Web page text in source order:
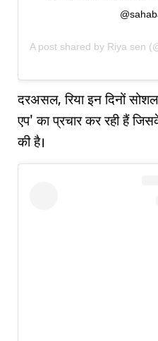
A post shared by Riya sen
दरअसल, रिया इन दिनों
एप' का प्रचार कर रही हैं
की है।